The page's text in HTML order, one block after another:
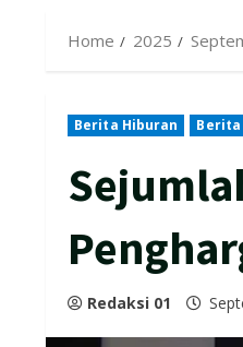
Home 2025
Berita Hiburan
Redaksi 01